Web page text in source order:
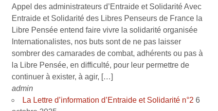
Appel des administrateurs d’Entraide et Solidarité Avec
Entraide et Solidarité des Libres Penseurs de France la
Libre Pensée entend faire vivre la solidarité organisée
Internationalistes, nos buts sont de ne pas laisser
sombrer des camarades de combat, adhérents ou pas à
la Libre Pensée, en difficulté, pour leur permettre de
continuer à exister, à agir, […]
admin
La Lettre d’information d’Entraide et Solidarité n°2 6